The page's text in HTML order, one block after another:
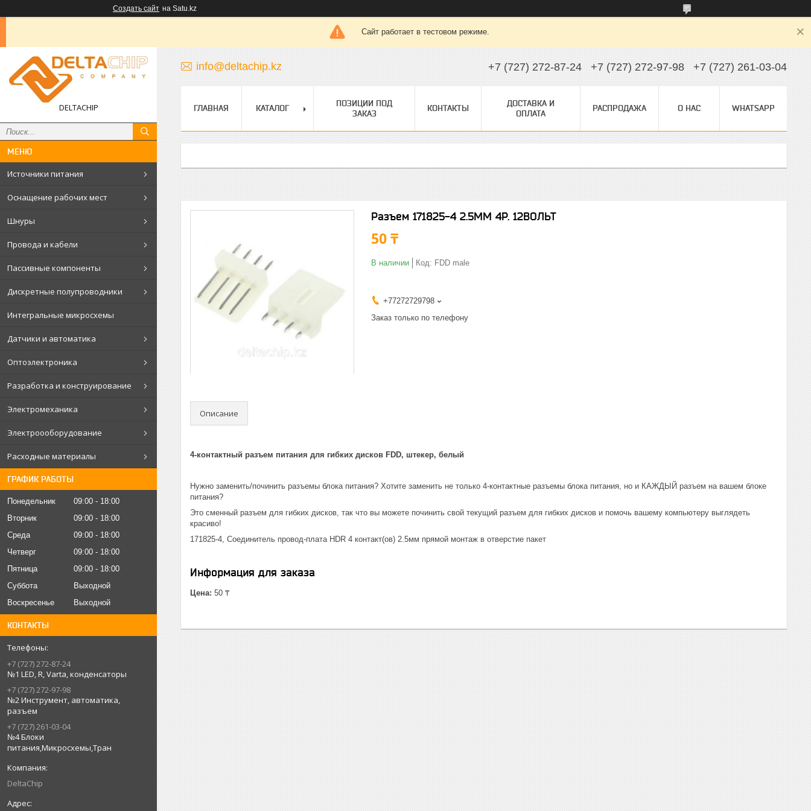
Создать сайт на Satu.kz
Сайт работает в тестовом режиме.
DELTACHIP
Источники питания
Оснащение рабочих мест
Шнуры
Провода и кабели
Пассивные компоненты
Дискретные полупроводники
Интегральные микросхемы
Датчики и автоматика
Оптоэлектроника
Разработка и конструирование
Электромеханика
Электроооборудование
Расходные материалы
ГРАФИК РАБОТЫ
Понедельник 09:00
18:00
Вторник
09:00
18:00
Среда
09:00
18:00
Четверг
09:00
18:00
Пятница
09:00
18:00
Суббота
Выходной
Воскресенье
Выходной
КОНТАКТЫ
+7 (727) 272-87-24
№1 LED, R, Varta, конденсаторы
+7 (727) 272-97-98
№2 Инструмент, автоматика,
разъем
+7 (727) 261-03-04
№4 Блоки
питания,Микросхемы,Тран
DeltaChip
info@deltachip.kz +7 (727) 272-87-24 +7 (727) 272-97-98 +7 (727) 261-03-04
ГЛАВНАЯ КАТАЛОГ
ПОЗИЦИИ ПОД
ЗАКАЗ
КОНТАКТЫ
ДОСТАВКА И
ОПЛАТА
РАСПРОДАЖА О НАС WHATSAPP
Разъем 171825-4 2.5MM 4P. 12ВОЛЬТ
50 ₸
В наличии Код: FDD male
+77272729798
Заказ только по телефону
Описание
4-контактный разъем питания для гибких дисков FDD, штекер, белый
Нужно заменить/починить разъемы блока питания? Хотите заменить не только 4-контактные разъемы блока питания, но и КАЖДЫЙ разъем на вашем блоке
питания?
Это сменный разъем для гибких дисков, так что вы можете починить свой текущий разъем для гибких дисков и помочь вашему компьютеру выглядеть
красиво!
171825-4, Соединитель провод-плата HDR 4 контакт(ов) 2.5мм прямой монтаж в отверстие пакет
Информация для заказа
Цена: 50 ₸